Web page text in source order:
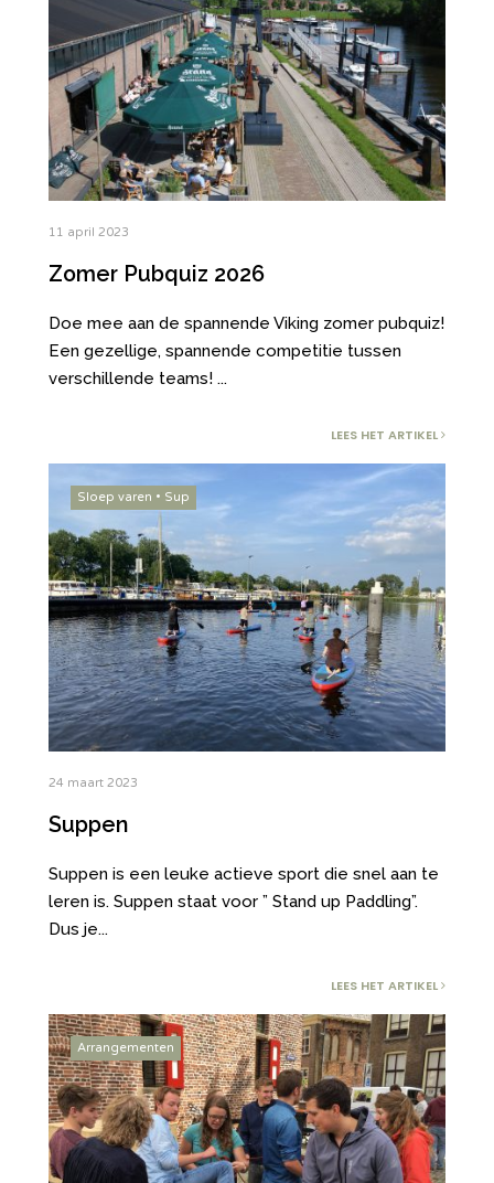
11 april 2023
Zomer Pubquiz 2026
Doe mee aan de spannende Viking zomer pubquiz!
Een gezellige, spannende competitie tussen
verschillende teams! ...
LEES HET ARTIKEL
Sloep varen • Sup
24 maart 2023
Suppen
Suppen is een leuke actieve sport die snel aan te
leren is. Suppen staat voor ” Stand up Paddling”.
Dus je...
LEES HET ARTIKEL
Arrangementen